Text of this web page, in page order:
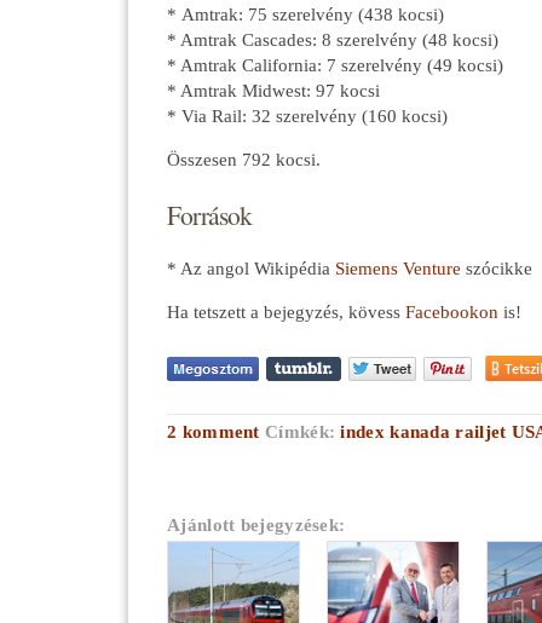
* Amtrak: 75 szerelvény (438 kocsi)
* Amtrak Cascades: 8 szerelvény (48 kocsi)
* Amtrak California: 7 szerelvény (49 kocsi)
* Amtrak Midwest: 97 kocsi
* Via Rail: 32 szerelvény (160 kocsi)
Összesen 792 kocsi.
Források
* Az angol Wikipédia Siemens Venture szócikke
Ha tetszett a bejegyzés, kövess Facebookon is!
2 komment Címkék:index kanada railjet
Ajánlott bejegyzések: